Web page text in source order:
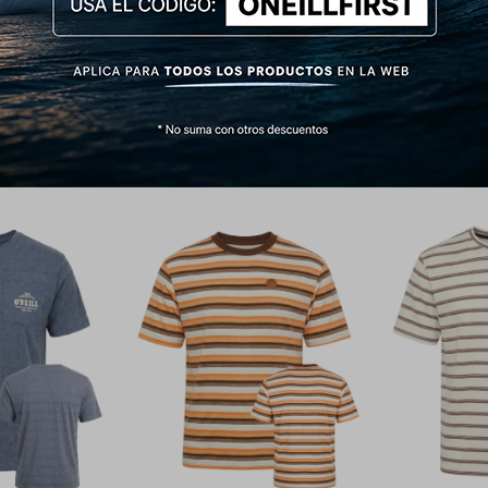
Productos que te pueden interesar